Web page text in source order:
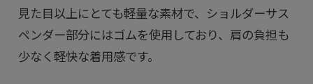
見た目以上にとても軽量な素材で、ショルダーサス
ペンダー部分にはゴムを使用しており、肩の負担も
少なく軽快な着用感です。